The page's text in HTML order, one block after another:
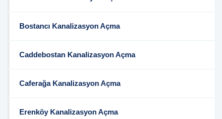
Bostancı Kanalizasyon Açma
Caddebostan Kanalizasyon Açma
Caferağa Kanalizasyon Açma
Erenköy Kanalizasyon Açma